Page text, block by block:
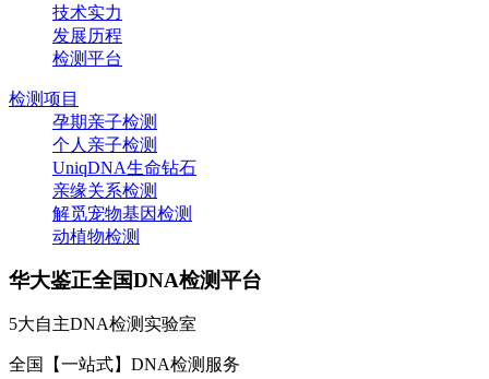
技术实力
发展历程
检测平台
检测项目
孕期亲子检测
个人亲子检测
UniqDNA生命钻石
亲缘关系检测
解觅宠物基因检测
动植物检测
华大鉴正全国DNA检测平台
5大自主DNA检测实验室
全国【一站式】DNA检测服务